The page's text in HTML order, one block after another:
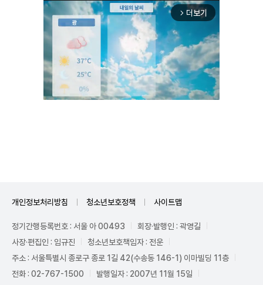
arrow_forward_ios 더보기
개인정보처리방침 청소년보호정책 사이트맵
정기간행등록번호 : 서울 아 00493
회장·발행인 : 곽영길
사장·편집인 : 임규진
청소년보호책임자 : 전운
주소 : 서울특별시 종로구 종로 1길 42(수송동 146-1) 이마빌딩 11층
전화 : 02-767-1500
발행일자 : 2007년 11월 15일